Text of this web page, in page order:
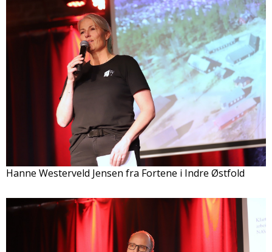
Hanne Westerveld Jensen fra Fortene i Indre Østfold